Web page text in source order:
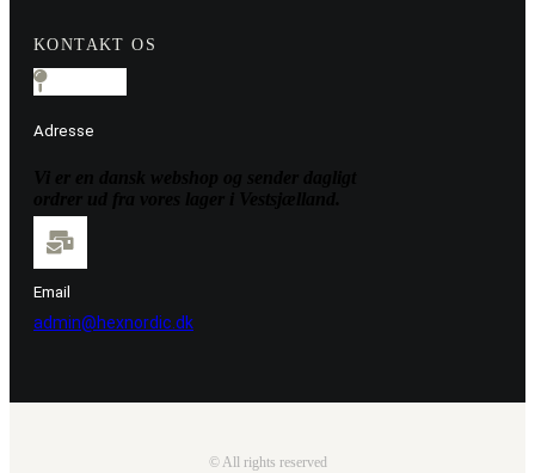
KONTAKT OS
Adresse
Email
admin@hexnordic.dk
© All rights reserved